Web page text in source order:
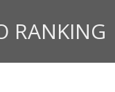
RANKING